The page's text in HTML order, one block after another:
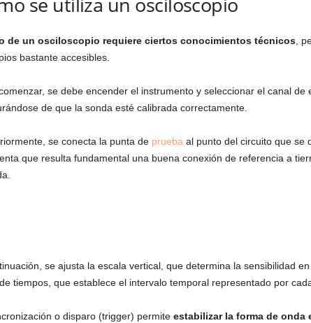
de un osciloscopio requiere ciertos conocimientos técnicos,
bastante accesibles.
se debe encender el instrumento y seleccionar el canal de
de que la sonda esté calibrada correctamente.
se conecta la punta de prueba al punto del circuito que se
que resulta fundamental una buena conexión de referencia a
se ajusta la escala vertical, que determina la sensibilidad
tiempos, que establece el intervalo temporal representado por
o disparo (trigger) permite estabilizar la forma de onda